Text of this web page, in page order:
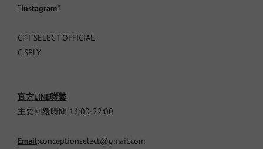
“Instagram"
CPT SELECT OFFICIAL
C.SPLY
官方LINE聯繫
主要回覆時間 14:00-22:00
Email:conceptionselect@gmail.com